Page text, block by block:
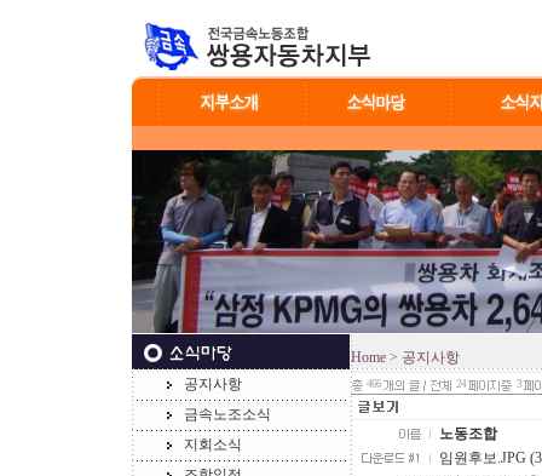
공지사항
금속노조소식
지회소식
Home > 공지사항
466 24 3
노동조합
임원후보.JPG